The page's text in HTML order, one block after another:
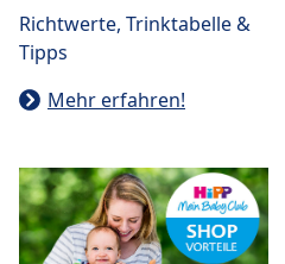
Richtwerte, Trinktabelle &
Tipps
Mehr erfahren!